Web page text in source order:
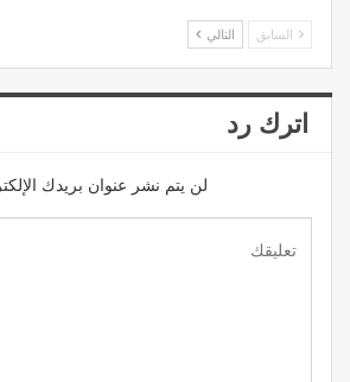
السابق التالي
اترك رد
لن يتم نشر عنوان بريدك